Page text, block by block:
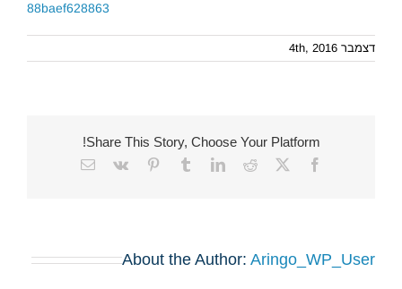
88baef628863
דצמבר 4th, 2016
Share This Story, Choose Your Platform!
Facebook
X
Reddit
LinkedIn
Tumblr
Pinterest
Vk
Email
About the Author: Aringo_WP_User